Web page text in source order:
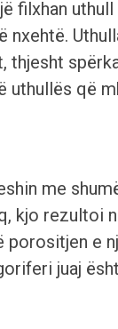
filxhan
nxehtë.
uthullës që
me
kjo rezultoi
porositjen e
juaj